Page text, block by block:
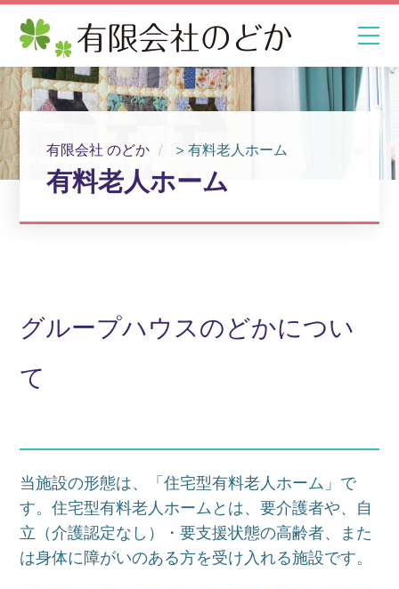
有限会社 のどか >有料老人ホーム
有料老人ホーム
グループハウスのどかについ
て
当施設の形態は、「住宅型有料老人ホーム」で
す。住宅型有料老人ホームとは、要介護者や、自
立（介護認定なし）・要支援状態の高齢者、また
は身体に障がいのある方を受け入れる施設です。